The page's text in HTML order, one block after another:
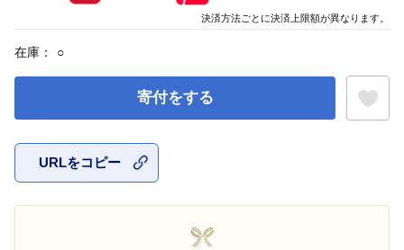
在庫： ○
寄付をする
URLをコピー
決済方法ごとに決済上限額が異なります。